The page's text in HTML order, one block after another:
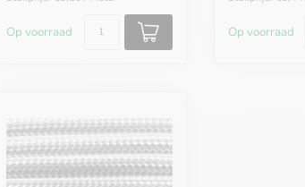
Op voorraad Op voorraad